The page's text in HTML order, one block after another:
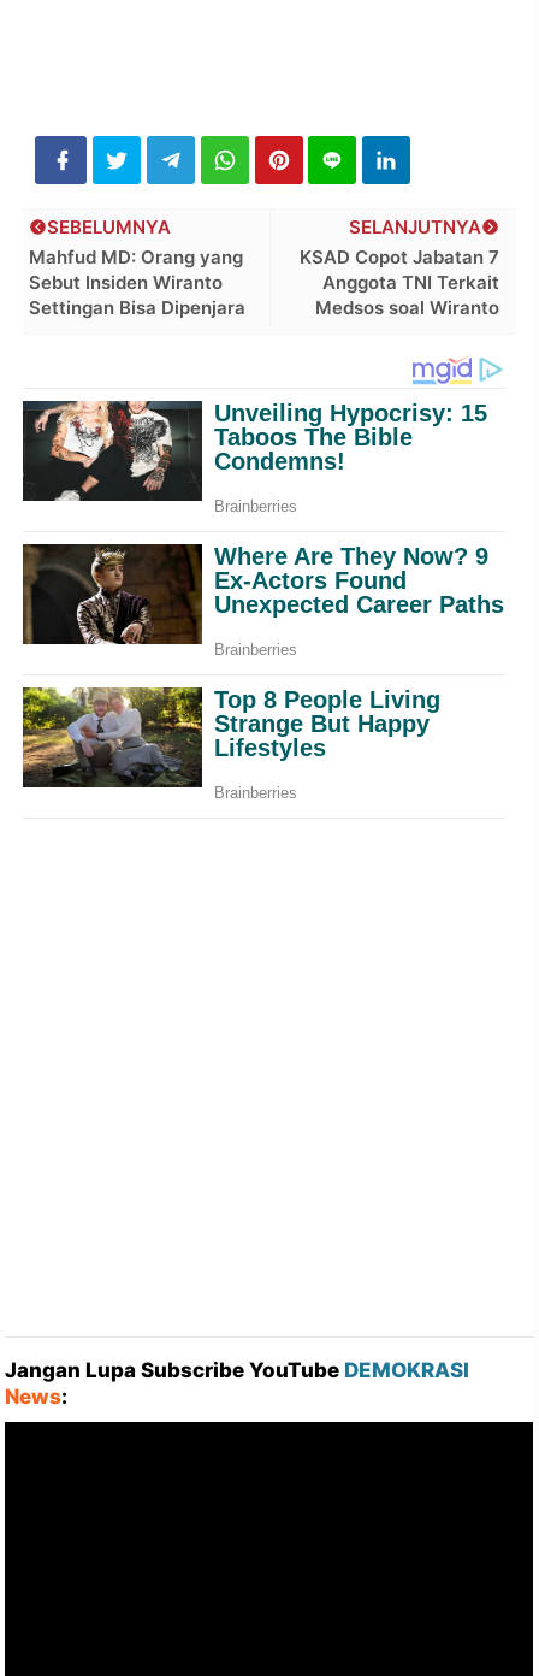
SELANJUTNYA
KSAD Copot Jabatan 7
Anggota TNI Terkait
Medsos soal Wiranto
SEBELUMNYA
Mahfud MD: Orang yang
Sebut Insiden Wiranto
Settingan Bisa Dipenjara
Jangan Lupa Subscribe YouTube DEMOKRASI
News: